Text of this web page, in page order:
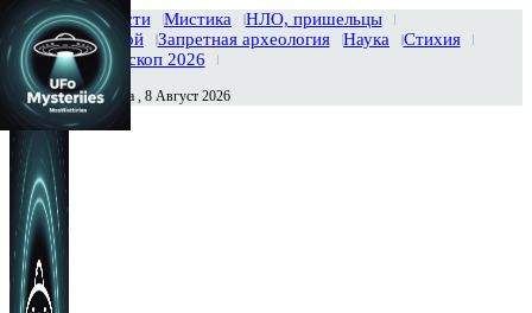
Главная Новости Мистика
НЛО, пришельцы
Тайны вселенной
Запретная археология Наука
Стихия
История
Гороскоп 2026
Сегодня Суббота , 8 Август 2026